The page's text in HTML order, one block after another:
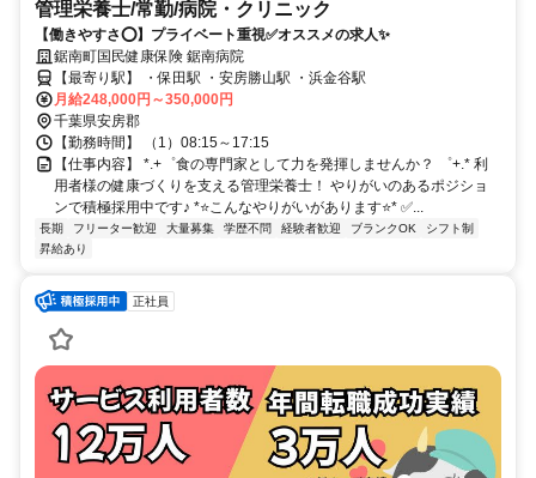
管理栄養士/常勤/病院・クリニック
【働きやすさ⭕️】プライベート重視✅️オススメの求人✨
鋸南町国民健康保険 鋸南病院
【最寄り駅】 ・保田駅 ・安房勝山駅 ・浜金谷駅
月給248,000円～350,000円
千葉県安房郡
【勤務時間】 （1）08:15～17:15
【仕事内容】 *.+゜食の専門家として力を発揮しませんか？ ゜+.* 利
用者様の健康づくりを支える管理栄養士！ やりがいのあるポジショ
ンで積極採用中です♪ *⭐️こんなやりがいがあります⭐️* ✅️...
長期 フリーター歓迎 大量募集 学歴不問 経験者歓迎 ブランクOK
シフト制
昇給あり
正社員